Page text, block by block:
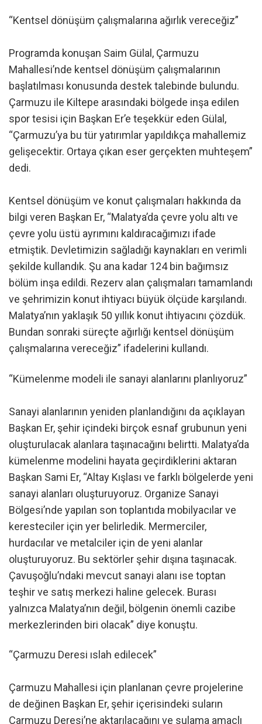
“Kentsel dönüşüm çalışmalarına ağırlık vereceğiz”
Programda konuşan Saim Gülal, Çarmuzu
Mahallesi’nde kentsel dönüşüm çalışmalarının
başlatılması konusunda destek talebinde bulundu.
Çarmuzu ile Kiltepe arasındaki bölgede inşa edilen
spor tesisi için Başkan Er’e teşekkür eden Gülal,
“Çarmuzu’ya bu tür yatırımlar yapıldıkça mahallemiz
gelişecektir. Ortaya çıkan eser gerçekten muhteşem”
dedi.
Kentsel dönüşüm ve konut çalışmaları hakkında da
bilgi veren Başkan Er, “Malatya’da çevre yolu altı ve
çevre yolu üstü ayrımını kaldıracağımızı ifade
etmiştik. Devletimizin sağladığı kaynakları en verimli
şekilde kullandık. Şu ana kadar 124 bin bağımsız
bölüm inşa edildi. Rezerv alan çalışmaları tamamlandı
ve şehrimizin konut ihtiyacı büyük ölçüde karşılandı.
Malatya’nın yaklaşık 50 yıllık konut ihtiyacını çözdük.
Bundan sonraki süreçte ağırlığı kentsel dönüşüm
çalışmalarına vereceğiz” ifadelerini kullandı.
“Kümelenme modeli ile sanayi alanlarını planlıyoruz”
Sanayi alanlarının yeniden planlandığını da açıklayan
Başkan Er, şehir içindeki birçok esnaf grubunun yeni
oluşturulacak alanlara taşınacağını belirtti. Malatya’da
kümelenme modelini hayata geçirdiklerini aktaran
Başkan Sami Er, “Altay Kışlası ve farklı bölgelerde yeni
sanayi alanları oluşturuyoruz. Organize Sanayi
Bölgesi’nde yapılan son toplantıda mobilyacılar ve
keresteciler için yer belirledik. Mermerciler,
hurdacılar ve metalciler için de yeni alanlar
oluşturuyoruz. Bu sektörler şehir dışına taşınacak.
Çavuşoğlu’ndaki mevcut sanayi alanı ise toptan
teşhir ve satış merkezi haline gelecek. Burası
yalnızca Malatya’nın değil, bölgenin önemli cazibe
merkezlerinden biri olacak” diye konuştu.
“Çarmuzu Deresi ıslah edilecek”
Çarmuzu Mahallesi için planlanan çevre projelerine
de değinen Başkan Er, şehir içerisindeki suların
Çarmuzu Deresi’ne aktarılacağını ve sulama amaçlı